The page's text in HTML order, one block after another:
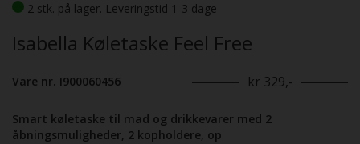
2 stk. på lager. Leveringstid 1-3 dage
Isabella Køletaske Feel Free
Vare nr. I900060456 kr 329,-
Smart køletaske til mad og drikkevarer med 2
åbningsmuligheder, 2 kopholdere, op